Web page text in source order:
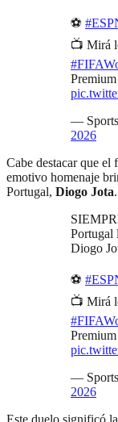
⚽
📺 Mirá
—
2026
Cabe destacar que
emotivo homenaje
Portugal, Diogo Jota.
Portugal
Diogo
⚽
📺 Mirá
—
2026
Este duelo significó la